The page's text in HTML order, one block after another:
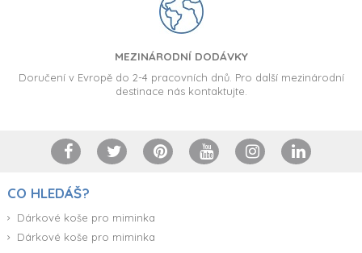
MEZINÁRODNÍ DODÁVKY
Doručení v Evropě do 2-4 pracovních dnů. Pro další mezinárodní
destinace nás kontaktujte.
CO HLEDÁŠ?
Dárkové koše pro miminka
Dárkové koše pro miminka